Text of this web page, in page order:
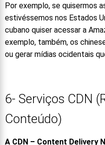
Por exemplo, se quisermos
estivéssemos nos Estados
cubano quiser acessar a
exemplo, também, os
ou gerar mídias ocidentais
6- Serviços CDN
Conteúdo)
A CDN – Content Delivery